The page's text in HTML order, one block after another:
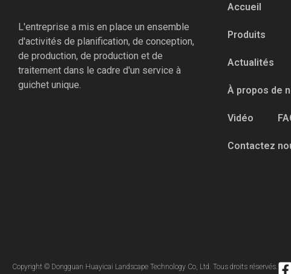
L'entreprise a mis en place un ensemble
d'activités de planification, de conception,
de production, de production et de
traitement dans le cadre d'un service à
guichet unique.
Accueil
Produits
Actualités
À propos de
Vidéo
Contactez
Copyright © Dongguan Huayicai Landscape Technology Co, Ltd. Tous droits réservés.